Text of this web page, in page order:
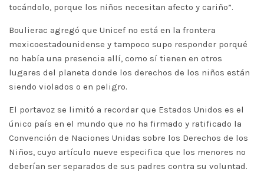
tocándolo, porque los niños necesitan afecto y cariño”.
Boulierac agregó que Unicef no está en la frontera
mexicoestadounidense y tampoco supo responder porqué
no había una presencia allí, como sí tienen en otros
lugares del planeta donde los derechos de los niños están
siendo violados o en peligro.
El portavoz se limitó a recordar que Estados Unidos es el
único país en el mundo que no ha firmado y ratificado la
Convención de Naciones Unidas sobre los Derechos de los
Niños, cuyo artículo nueve especifica que los menores no
deberían ser separados de sus padres contra su voluntad.